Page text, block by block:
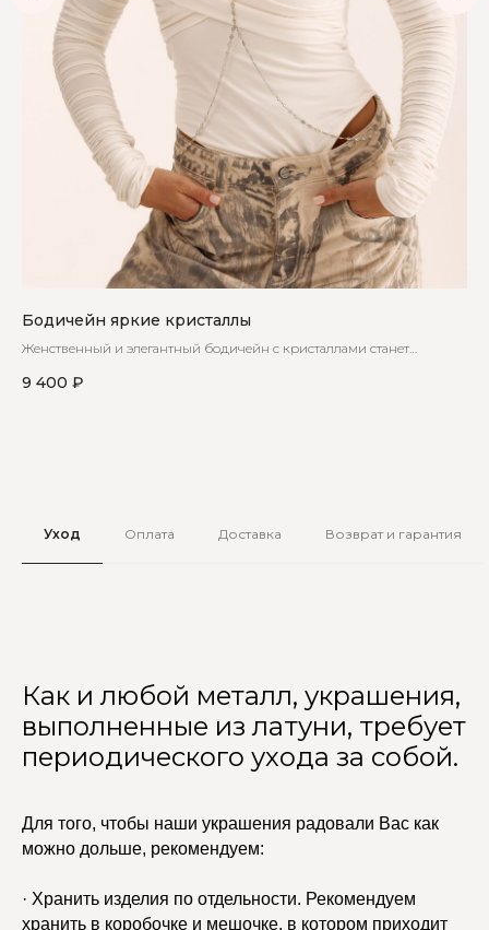
Бодичейн яркие кристаллы
Женственный и элегантный бодичейн с кристаллами станет
9 400 ₽
Уход Оплата Доставка Возврат и гарантия
Как и любой металл, украшения,
выполненные из латуни, требует
периодического ухода за собой.
Для того, чтобы наши украшения радовали Вас как
можно дольше, рекомендуем:
· Хранить изделия по отдельности. Рекомендуем
хранить в коробочке и мешочке, в котором приходит